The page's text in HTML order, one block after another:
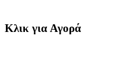
Κλικ για Αγορά